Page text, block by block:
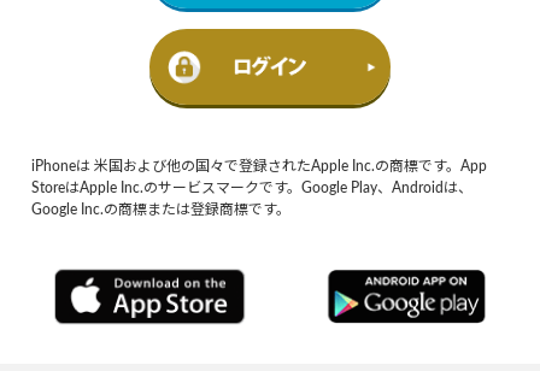
iPhoneは 米国および他の国々で登録されたApple Inc.の商標です。App
StoreはApple Inc.のサービスマークです。Google Play、Androidは、
Google Inc.の商標または登録商標です。